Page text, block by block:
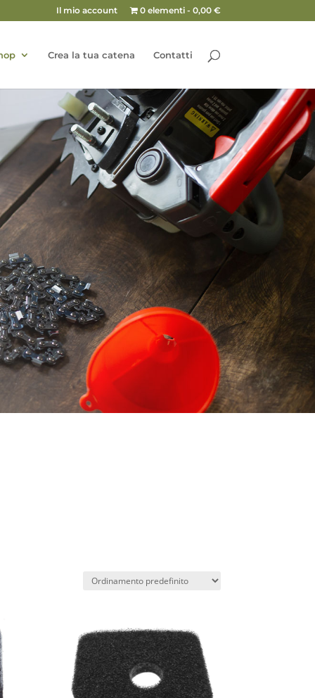
Il mio account 0 elementi 0,00 €
Crea la tua catena Contatti